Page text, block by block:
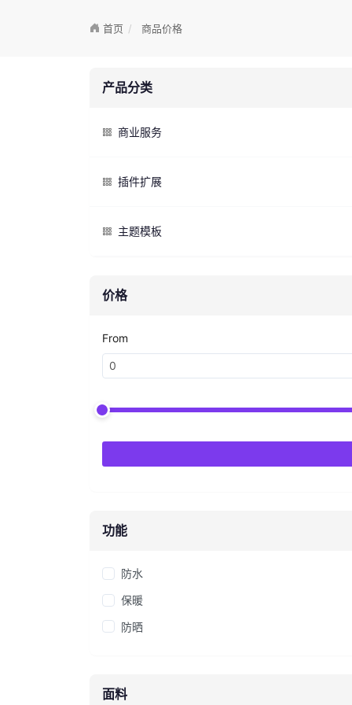
首页 商品价格
产品分类
商业服务
插件扩展
主题模板
价格
From
功能
防水
保暖
防晒
面料